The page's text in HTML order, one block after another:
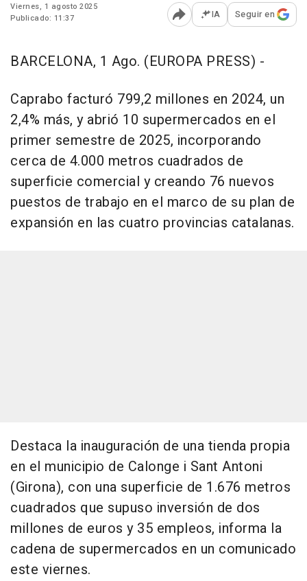
Viernes, 1 agosto 2025
Publicado: 11:37
Abrir opciones para
IA Seguir en
BARCELONA, 1 Ago. (EUROPA PRESS) -
Caprabo facturó 799,2 millones en 2024, un
2,4% más, y abrió 10 supermercados en el
primer semestre de 2025, incorporando
cerca de 4.000 metros cuadrados de
superficie comercial y creando 76 nuevos
puestos de trabajo en el marco de su plan de
expansión en las cuatro provincias catalanas.
Destaca la inauguración de una tienda propia
en el municipio de Calonge i Sant Antoni
(Girona), con una superficie de 1.676 metros
cuadrados que supuso inversión de dos
millones de euros y 35 empleos, informa la
cadena de supermercados en un comunicado
este viernes.